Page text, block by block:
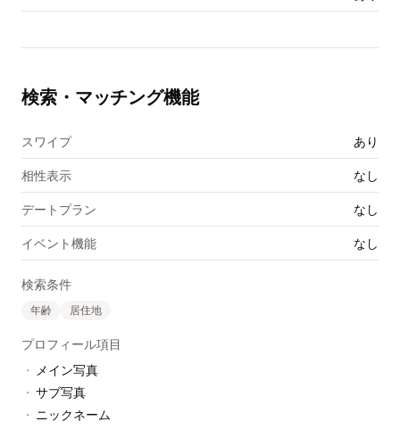
検索・マッチング機能
スワイプ あり
相性表示 なし
デートプラン なし
イベント機能 なし
検索条件
年齢 居住地
プロフィール項目
・ メイン写真
・ サブ写真
・ ニックネーム